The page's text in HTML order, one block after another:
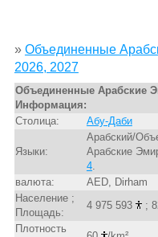
» Объединенные
2026, 2027
Объединенные Арабские
Информация:
Столица:
Абу-Даби
Языки:
Арабский/
Арабские
4.
валюта:
AED, Dirham
Население ;
Площадь:
4 975 593
;
Плотность